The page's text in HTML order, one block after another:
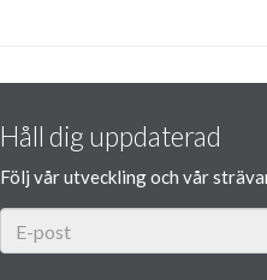
Håll dig uppdaterad
Följ vår utveckling och vår